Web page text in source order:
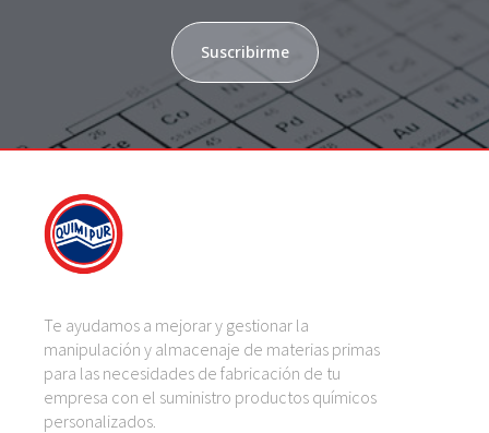
Suscribirme
Te ayudamos a mejorar y gestionar la
manipulación y almacenaje de materias primas
para las necesidades de fabricación de tu
empresa con el suministro productos químicos
personalizados.